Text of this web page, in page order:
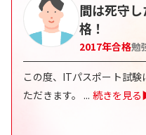
間は死守
格！
2017年合格勉
この度、ITパスポート試験
ただきます。 ... 続きを見